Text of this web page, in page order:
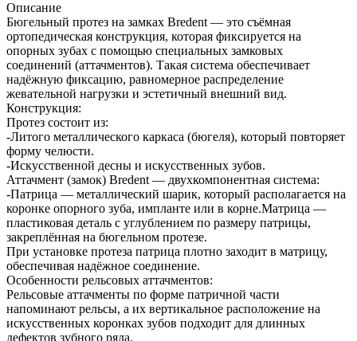
Описание
Бюгельный протез на замках Bredent — это съёмная
ортопедическая конструкция, которая фиксируется на
опорных зубах с помощью специальных замковых
соединений (аттачментов). Такая система обеспечивает
надёжную фиксацию, равномерное распределение
жевательной нагрузки и эстетичный внешний вид.
Конструкция:
Протез состоит из:
-Литого металлического каркаса (бюгеля), который повторяет
форму челюсти.
-Искусственной десны и искусственных зубов.
Аттачмент (замок) Bredent — двухкомпонентная система:
-Патрица — металлический шарик, который располагается на
коронке опорного зуба, импланте или в корне.Матрица —
пластиковая деталь с углублением по размеру патрицы,
закреплённая на бюгельном протезе.
При установке протеза патрица плотно заходит в матрицу,
обеспечивая надёжное соединение.
Особенности рельсовых аттачментов:
Рельсовые аттачменты по форме патричной части
напоминают рельсы, а их вертикальное расположение на
искусственных коронках зубов подходит для длинных
дефектов зубного ряда.